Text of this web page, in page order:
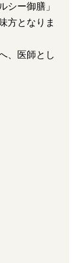
シー御膳」
方となりま
、医師とし